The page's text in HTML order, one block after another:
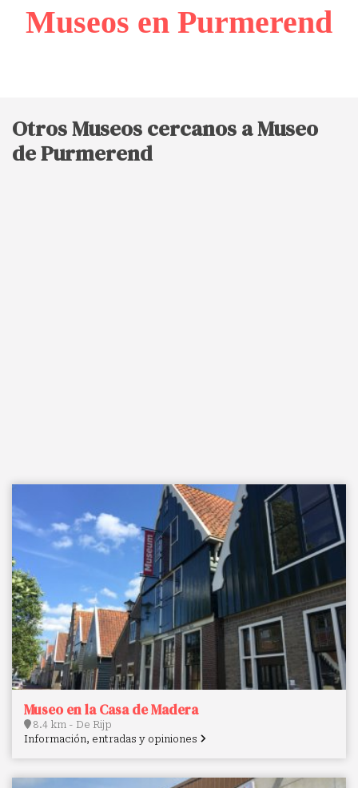
Museos en Purmerend
Otros Museos cercanos a Museo
de Purmerend
Museo en la Casa de Madera
8.4 km - De Rijp
Información, entradas y opiniones